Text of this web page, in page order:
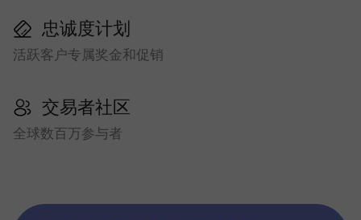
忠诚度计划
活跃客户专属奖金和促销
交易者社区
全球数百万参与者